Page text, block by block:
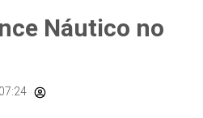
Náutico no